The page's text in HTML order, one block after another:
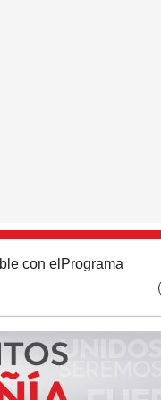
con el Programa